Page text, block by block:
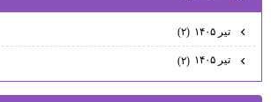
تیر ۱۴۰۵ (۲)
تیر ۱۴۰۵ (۲)